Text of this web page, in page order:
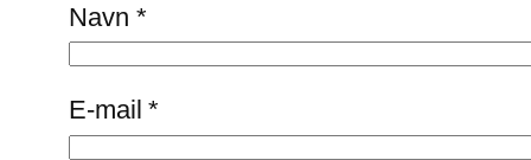
Navn *
E-mail*